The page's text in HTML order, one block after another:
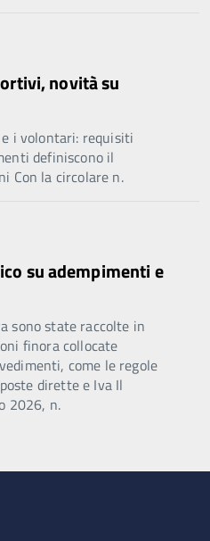
novità su
e i volontari: requisiti
definiscono il
Con la circolare n.
su adempimenti e
sono state raccolte in
finora collocate
come le regole
dirette e Iva Il
2026, n.